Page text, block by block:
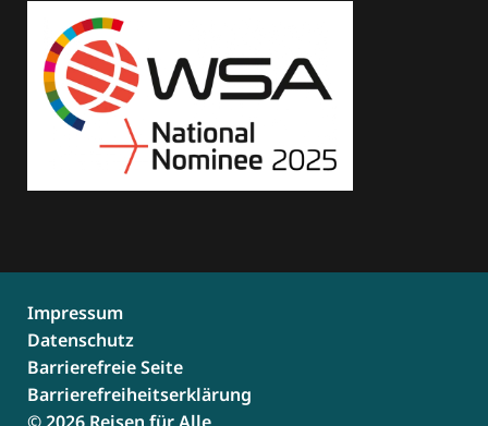
Impressum
Datenschutz
Barrierefreie Seite
Barrierefreiheitserklärung